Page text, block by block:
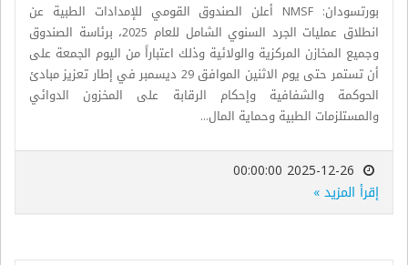
بورتسودان: NMSF أعلن الصندوق القومي للإمدادات الطبية عن
انطلاق عمليات الجرد السنوي الشامل للعام 2025، برئاسة الصندوق
وجميع المخازن المركزية والولائية وذلك اعتباراً من اليوم الجمعة على
أن تستمر حتى يوم الاثنين الموافق 29 ديسمبر في إطار تعزيز مبادئ
الحوكمة والشفافية وإحكام الرقابة على المخزون الدوائي
والمستلزمات الطبية وحماية المال...
إقرأ المزيد »